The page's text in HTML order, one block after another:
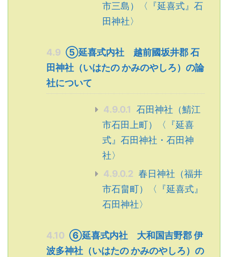
市三島）〈『延喜式』石
田神社〉
4.9 ⑤延喜式内社 越前國坂井郡 石
田神社（いはたの かみのやしろ）の論
社について
4.9.0.1
石田神社（鯖江
市石田上町）〈『延喜
式』石田神社・石田神
社〉
4.9.0.2 春日神社（福井
市石畠町）〈『延喜式』
石田神社〉
4.10 ⑥延喜式内社 大和国吉野郡 伊
波多神社（いはたの かみのやしろ）の